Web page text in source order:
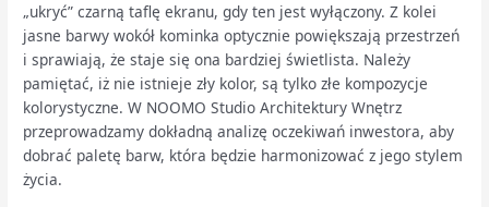
„ukryć” czarną taflę ekranu, gdy ten jest wyłączony. Z kolei
jasne barwy wokół kominka optycznie powiększają przestrzeń
i sprawiają, że staje się ona bardziej świetlista. Należy
pamiętać, iż nie istnieje zły kolor, są tylko złe kompozycje
kolorystyczne. W NOOMO Studio Architektury Wnętrz
przeprowadzamy dokładną analizę oczekiwań inwestora, aby
dobrać paletę barw, która będzie harmonizować z jego stylem
życia.